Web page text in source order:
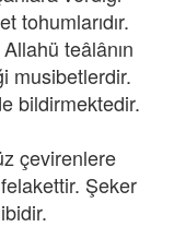
tohumlarıdır.
teâlânın
musibetlerdir.
bildirmektedir.
çevirenlere
Şeker